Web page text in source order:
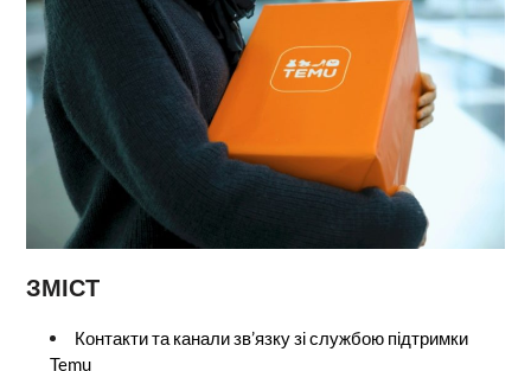
ЗМІСТ
Контакти та канали зв’язку зі службою підтримки
Temu